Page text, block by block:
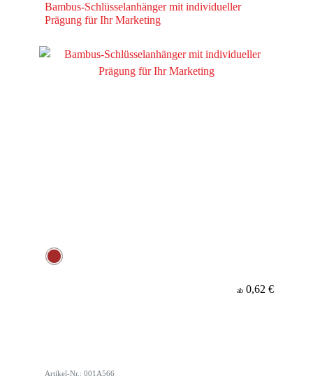
Bambus-Schlüsselanhänger mit individueller
Prägung für Ihr Marketing
ab 0,62 €
Artikel-Nr.: 001A566